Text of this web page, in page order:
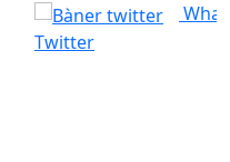
Twitter